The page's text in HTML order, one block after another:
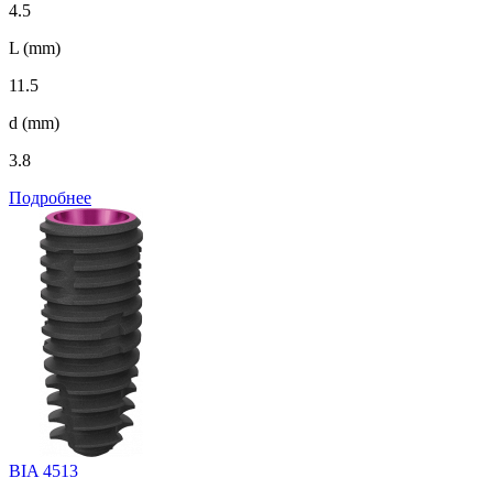
4.5
L (mm)
11.5
d (mm)
3.8
Подробнее
BIA 4513